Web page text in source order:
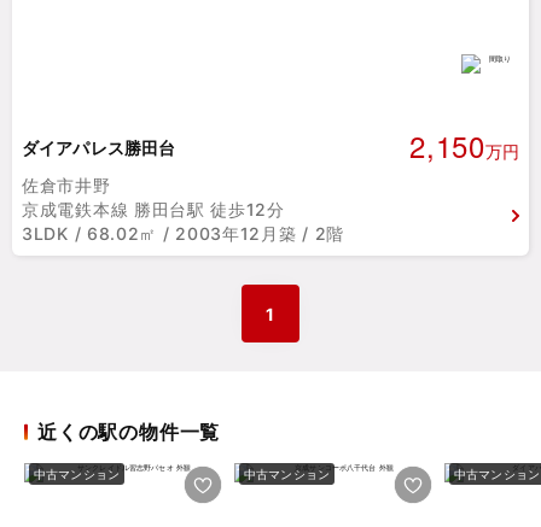
ダイアパレス勝田台 2,150万円
佐倉市井野
京成電鉄本線 勝田台駅 徒歩12分
3LDK / 68.02㎡ / 2003年12月築 / 2階
1
近くの駅の物件一覧
中古マンション 中古マンション 中古マンション